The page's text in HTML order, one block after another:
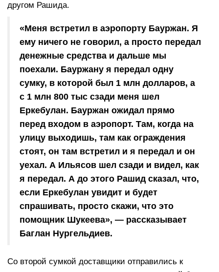
другом Рашида.
«Меня встретил в аэропорту Бауржан. Я
ему ничего не говорил, а просто передал
денежные средства и дальше мы
поехали. Бауржану я передал одну
сумку, в которой был 1 млн долларов, а
с 1 млн 800 тыс сзади меня шел
Еркебулан. Бауржан ожидал прямо
перед входом в аэропорт. Там, когда на
улицу выходишь, там как ограждения
стоят, он там встретил и я передал и он
уехал. А Ильясов шел сзади и видел, как
я передал. А до этого Рашид сказал, что,
если Еркебулан увидит и будет
спрашивать, просто скажи, что это
помощник Шукеева», — рассказывает
Баглан Нургельдиев.
Со второй сумкой доставщики отправились к